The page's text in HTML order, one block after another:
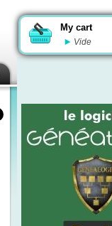
My cart
Vide